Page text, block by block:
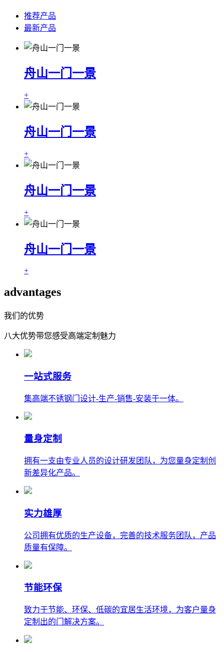
推荐产品
最新产品
舟山一门一景
+
舟山一门一景
+
舟山一门一景
+
舟山一门一景
+
advantages
我们的优势
八大优势带您感受高端定制魅力
一站式服务
集高端不锈钢门设计-生产-销售-安装于一体。
量身定制
拥有一支由专业人员的设计研发团队，为您量身定制创
新差异化产品。
实力雄厚
公司拥有优质的生产设备，完善的技术服务团队，产品
质量有保障。
节能环保
致力于节能、环保、低碳的宜居生活环境，为客户量身
定制出的门解决方案。